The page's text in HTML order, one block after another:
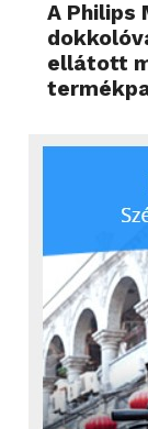
A Philips
ellátott